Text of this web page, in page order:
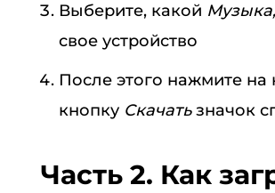
Выберите, какой
свое устройство
После этого нажмите на
кнопку Скачатьзначок
Часть 2. Как